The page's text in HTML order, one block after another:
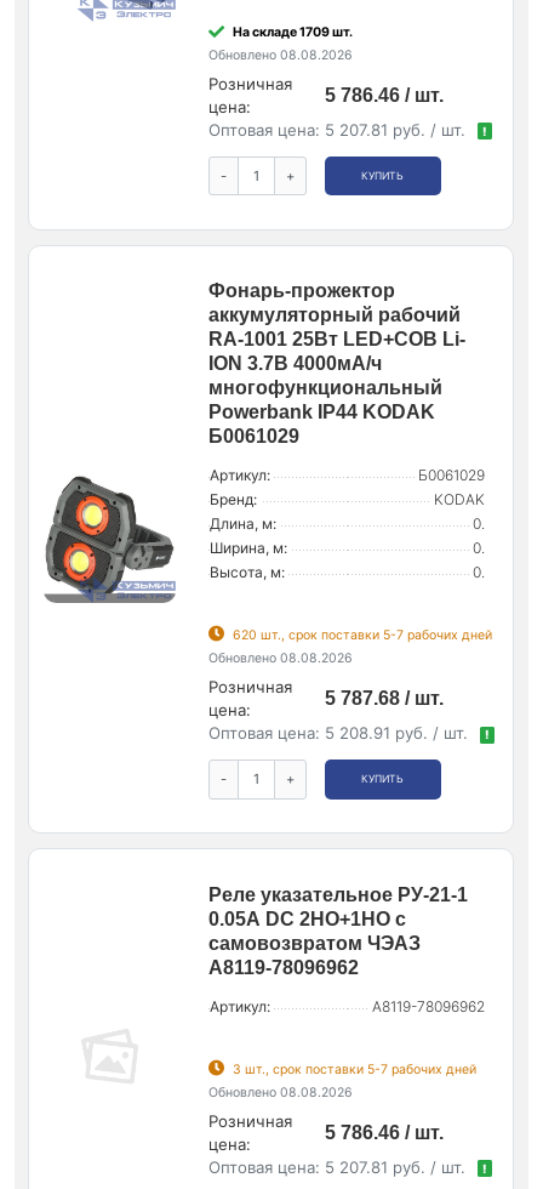
На складе 1709 шт.
Обновлено 08.08.2026
Розничная
цена:
5 786.46 / шт.
Оптовая цена: 5 207.81 руб. / шт. !
- + КУПИТЬ
Фонарь-прожектор
аккумуляторный рабочий
RA-1001 25Вт LED+COB Li-
ION 3.7В 4000мА/ч
многофункциональный
Powerbank IP44 KODAK
Б0061029
Артикул:
Б0061029
Бренд:
KODAK
Длина, м:
0.
Ширина, м:
0.
Высота, м:
0.
620 шт., срок поставки 5-7 рабочих дней
Обновлено 08.08.2026
Розничная
цена:
5 787.68 / шт.
Оптовая цена: 5 208.91 руб. / шт. !
- + КУПИТЬ
Реле указательное РУ-21-1
0.05А DC 2НО+1НО с
самовозвратом ЧЭАЗ
A8119-78096962
Артикул: A8119-78096962
3 шт., срок поставки 5-7 рабочих дней
Обновлено 08.08.2026
Розничная
цена:
5 786.46 / шт.
Оптовая цена: 5 207.81 руб. / шт. !